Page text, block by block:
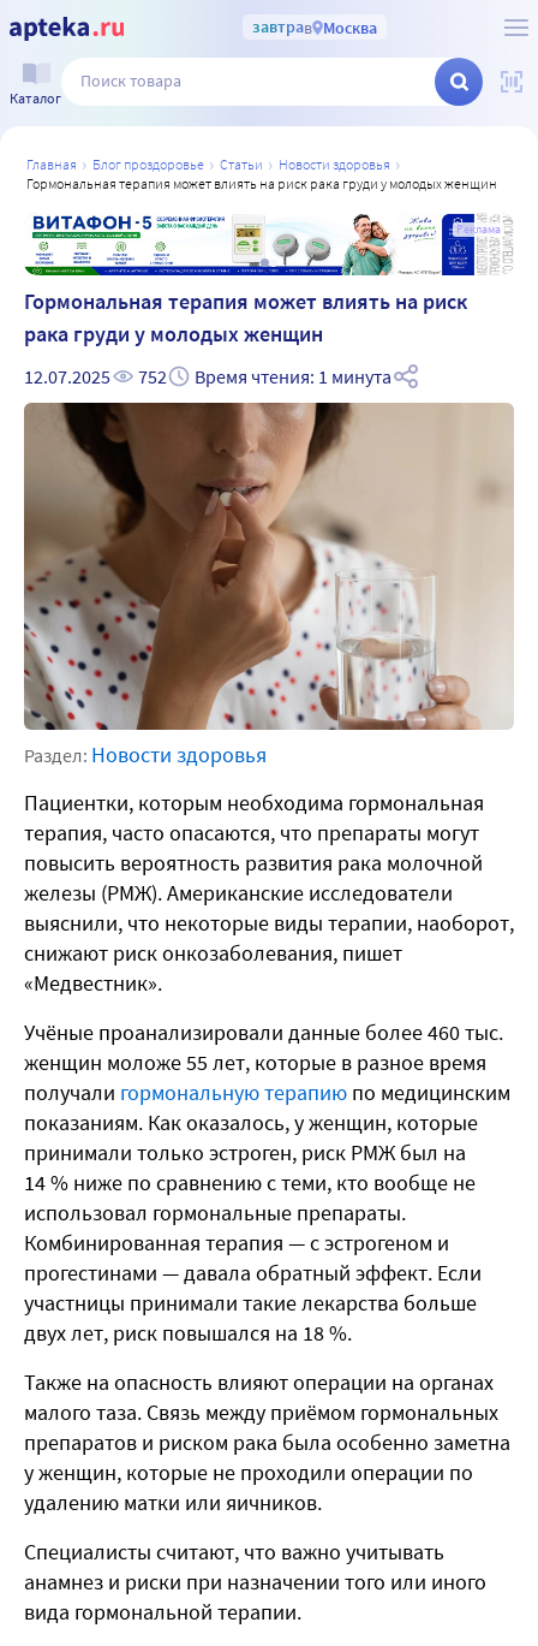
завтрав Москва
Каталог
главная блог проздоровье статьи
новости здоровья
гормональная терапия может влиять на риск рака груди у молодых женщин
Реклама
Гормональная терапия может влиять на риск
рака груди у молодых женщин
12.07.2025 752 Время чтения: 1 минута
Раздел: Новости здоровья
Пациентки, которым необходима гормональная
терапия, часто опасаются, что препараты могут
повысить вероятность развития рака молочной
железы (РМЖ). Американские исследователи
выяснили, что некоторые виды терапии, наоборот,
снижают риск онкозаболевания, пишет
«Медвестник».
Учёные проанализировали данные более 460 тыс.
женщин моложе 55 лет, которые в разное время
получали гормональную терапию по медицинским
показаниям. Как оказалось, у женщин, которые
принимали только эстроген, риск РМЖ был на
14 % ниже по сравнению с теми, кто вообще не
использовал гормональные препараты.
Комбинированная терапия — с эстрогеном и
прогестинами — давала обратный эффект. Если
участницы принимали такие лекарства больше
двух лет, риск повышался на 18 %.
Также на опасность влияют операции на органах
малого таза. Связь между приёмом гормональных
препаратов и риском рака была особенно заметна
у женщин, которые не проходили операции по
удалению матки или яичников.
Специалисты считают, что важно учитывать
анамнез и риски при назначении того или иного
вида гормональной терапии.